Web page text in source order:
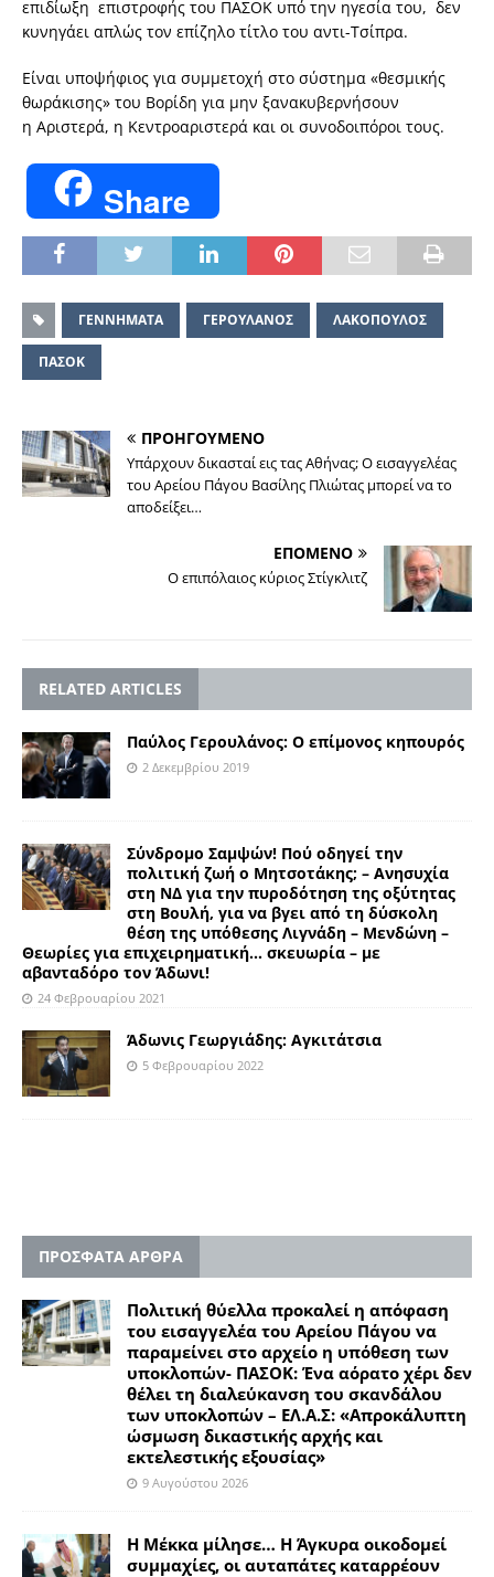
επιδίωξη επιστροφής του ΠΑΣΟΚ υπό την ηγεσία του, δεν
κυνηγάει απλώς τον επίζηλο τίτλο του αντι-Τσίπρα.
Είναι υποψήφιος για συμμετοχή στο σύστημα «θεσμικής
θωράκισης» του Βορίδη για μην ξανακυβερνήσουν
η Αριστερά, η Κεντροαριστερά και οι συνοδοιπόροι τους.
Share
ΓΕΝΝΗΜΑΤΑ ΓΕΡΟΥΛΑΝΟΣ ΛΑΚΟΠΟΥΛΟΣ
ΠΑΣΟΚ
ΠΡΟΗΓΟΥΜΕΝΟ
Υπάρχουν δικασταί εις τας Αθήνας; Ο εισαγγελέας
του Αρείου Πάγου Βασίλης Πλιώτας μπορεί να το
αποδείξει…
ΕΠΟΜΕΝΟ
Ο επιπόλαιος κύριος Στίγκλιτζ
RELATED ARTICLES
Παύλος Γερουλάνος: Ο επίμονος κηπουρός
2 Δεκεμβρίου 2019
Σύνδρομο Σαμψών! Πού οδηγεί την
πολιτική ζωή ο Μητσοτάκης; – Ανησυχία
στη ΝΔ για την πυροδότηση της οξύτητας
στη Βουλή, για να βγει από τη δύσκολη
θέση της υπόθεσης Λιγνάδη – Μενδώνη –
Θεωρίες για επιχειρηματική… σκευωρία – με
αβανταδόρο τον Άδωνι!
24 Φεβρουαρίου 2021
Άδωνις Γεωργιάδης: Αγκιτάτσια
5 Φεβρουαρίου 2022
ΠΡΟΣΦΑΤΑ ΑΡΘΡΑ
Πολιτική θύελλα προκαλεί η απόφαση
του εισαγγελέα του Αρείου Πάγου να
παραμείνει στο αρχείο η υπόθεση των
υποκλοπών- ΠΑΣΟΚ: Ένα αόρατο χέρι δεν
θέλει τη διαλεύκανση του σκανδάλου
των υποκλοπών – ΕΛ.Α.Σ: «Απροκάλυπτη
ώσμωση δικαστικής αρχής και
εκτελεστικής εξουσίας»
9 Αυγούστου 2026
Η Μέκκα μίλησε… Η Άγκυρα οικοδομεί
συμμαχίες, οι αυταπάτες καταρρέουν